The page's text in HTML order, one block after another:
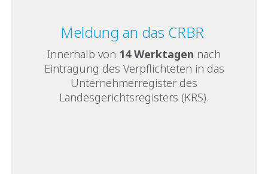
Meldung an das CRBR
Innerhalb von 14 Werktagen nach
Eintragung des Verpflichteten in das
Unternehmerregister des
Landesgerichtsregisters (KRS).